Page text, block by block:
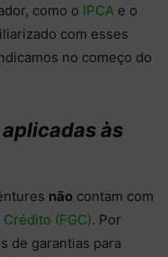
como o IPCA e o
com esses
no começo do
às
não contam com
(FGC). Por
de garantias para